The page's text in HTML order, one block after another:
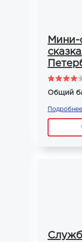
Мини-
Общий
Подробнее